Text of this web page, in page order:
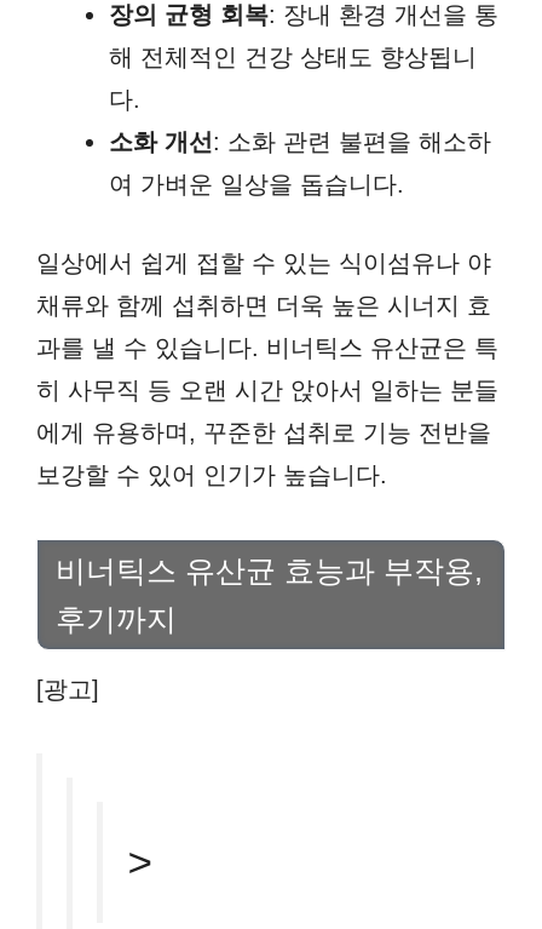
장의 균형 회복: 장내 환경 개선을 통
해 전체적인 건강 상태도 향상됩니
다.
소화 개선: 소화 관련 불편을 해소하
여 가벼운 일상을 돕습니다.
일상에서 쉽게 접할 수 있는 식이섬유나 야
채류와 함께 섭취하면 더욱 높은 시너지 효
과를 낼 수 있습니다. 비너틱스 유산균은 특
히 사무직 등 오랜 시간 앉아서 일하는 분들
에게 유용하며, 꾸준한 섭취로 기능 전반을
보강할 수 있어 인기가 높습니다.
비너틱스 유산균 효능과 부작용,
후기까지
[광고]
>